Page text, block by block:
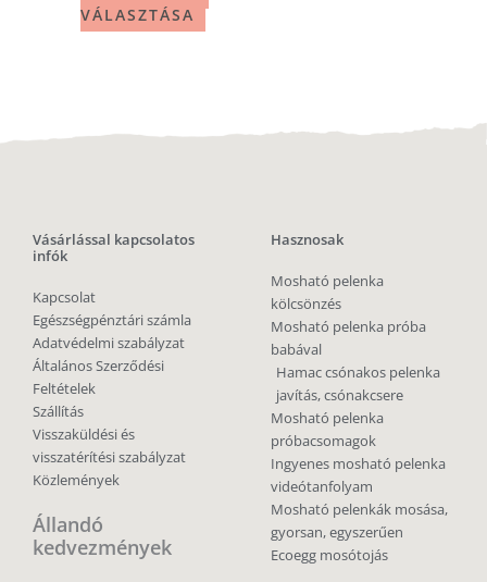
VÁLASZTÁSA
Vásárlással kapcsolatos
infók
Kapcsolat
Egészségpénztári számla
Adatvédelmi szabályzat
Általános Szerződési
Feltételek
Szállítás
Visszaküldési és
visszatérítési szabályzat
Közlemények
Állandó
kedvezmények
Hasznosak
Mosható pelenka
kölcsönzés
Mosható pelenka próba
babával
Hamac csónakos pelenka
javítás, csónakcsere
Mosható pelenka
próbacsomagok
Ingyenes mosható pelenka
videótanfolyam
Mosható pelenkák mosása,
gyorsan, egyszerűen
Ecoegg mosótojás